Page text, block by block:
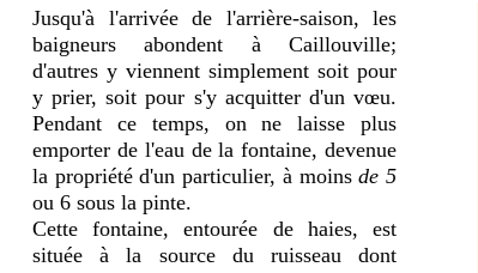
Jusqu'à l'arrivée de l'arrière-saison, les
baigneurs abondent à Caillouville;
d'autres y viennent simplement soit pour
y prier, soit pour s'y acquitter d'un vœu.
Pendant ce temps, on ne laisse plus
emporter de l'eau de lafontaine,devenue
la propriété d'un particulier, à moinsde5
ou 6 sous la pinte.
Cettefontaine,entourée de haies, est
située à la source du ruisseau dont